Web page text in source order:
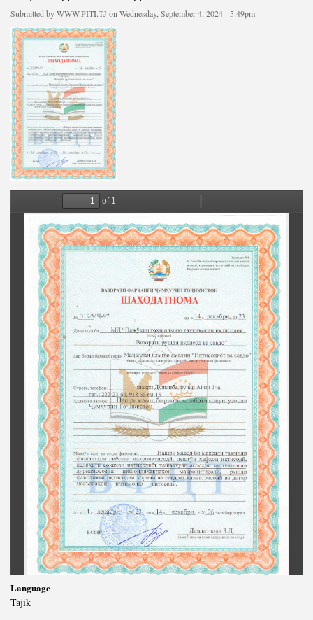
Write to the President
Submitted byWWW.PITI.TJ on Wednesday, September 4, 2024 - 5:49pm
Language
Tajik